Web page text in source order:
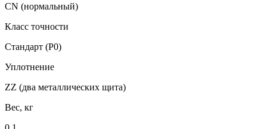
CN (нормальный)
Класс точности
Стандарт (P0)
Уплотнение
ZZ (два металлических щита)
Вес, кг